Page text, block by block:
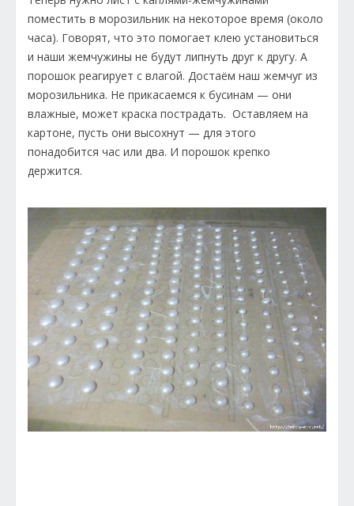
поместить в морозильник на некоторое время (около
часа). Говорят, что это помогает клею установиться
и наши жемчужины не будут липнуть друг к другу. А
порошок реагирует с влагой. Достаём наш жемчуг из
морозильника. Не прикасаемся к бусинам — они
влажные, может краска пострадать. Оставляем на
картоне, пусть они высохнут — для этого
понадобится час или два. И порошок крепко
держится.